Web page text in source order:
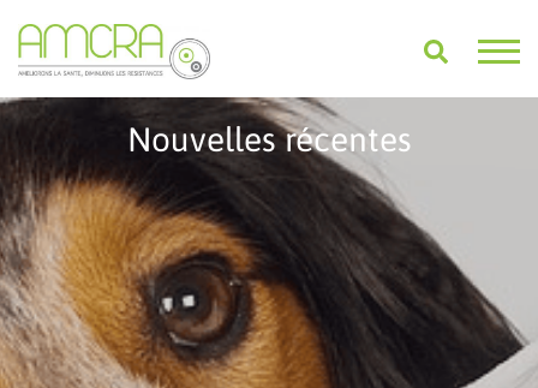
Nouvelles récentes